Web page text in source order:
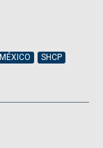
MÉXICO SHCP